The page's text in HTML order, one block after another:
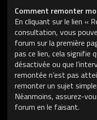
Comment remonter
En cliquant sur le lien «
consultation, vous
forum sur la première
pas ce lien, cela signifie
désactivée ou que
remontée n’est pas
remonter un sujet
Néanmoins, assurez-
forum en le faisant.